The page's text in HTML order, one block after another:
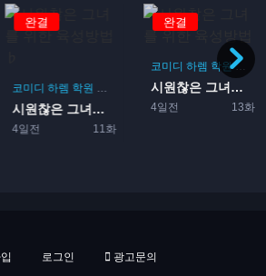
완결
코미디 하렘 학원 게임
시원찮은 그녀를 위한 육성방...
4일전 11화
완결
코미디 하렘 학원 로맨
시원찮은 그녀를 위한 육성방...
4일전 13화
로그인 광고문의